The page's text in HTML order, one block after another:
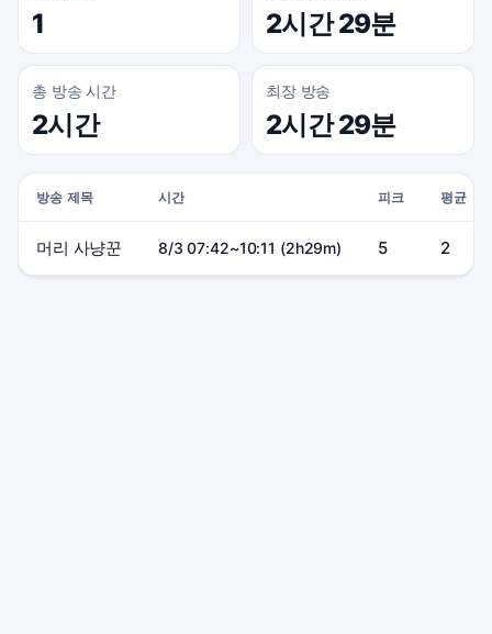
1 2시간 29분
총 방송 시간
2시간
최장 방송
2시간 29분
방송 제목 시간 피크 평균
머리 사냥꾼 8/3 07:42~10:11 (2h29m) 5 2